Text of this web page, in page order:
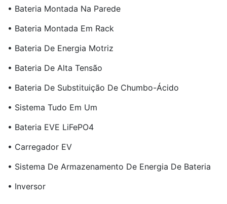
• Bateria Montada Na Parede
• Bateria Montada Em Rack
• Bateria De Energia Motriz
• Bateria De Alta Tensão
• Bateria De Substituição De Chumbo-Ácido
• Sistema Tudo Em Um
• Bateria EVE LiFePO4
• Carregador EV
• Sistema De Armazenamento De Energia De Bateria
• Inversor